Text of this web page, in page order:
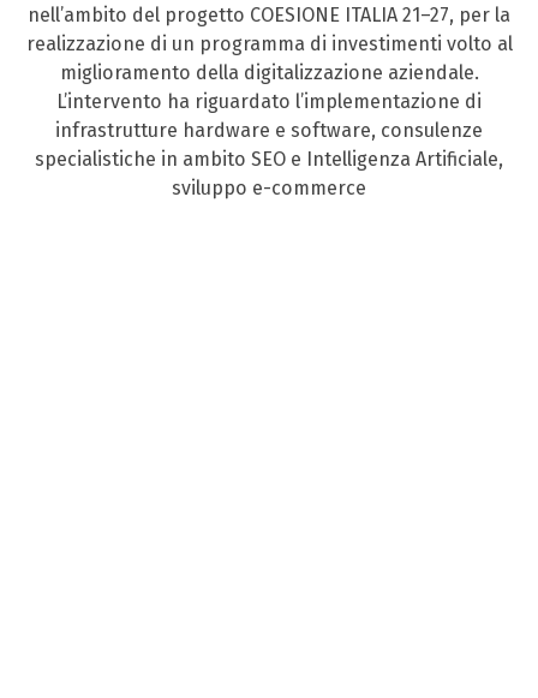
nell’ambito del progetto COESIONE ITALIA 21–27, per la
realizzazione di un programma di investimenti volto al
miglioramento della digitalizzazione aziendale.
L’intervento ha riguardato l’implementazione di
infrastrutture hardware e software, consulenze
specialistiche in ambito SEO e Intelligenza Artificiale,
sviluppo e-commerce